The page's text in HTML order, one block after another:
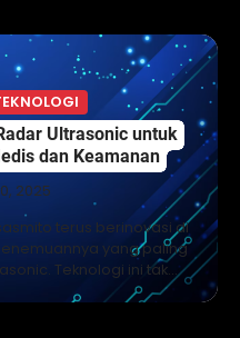
Ultrasonic untuk
dan Keamanan
2025
terus berinovasi di
yang paling
Teknologi ini tak…